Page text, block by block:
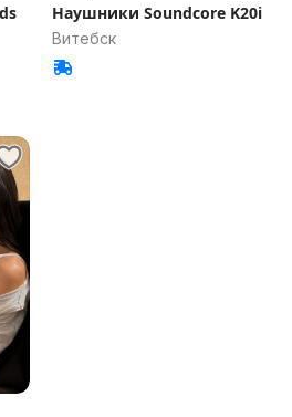
Наушники Soundcore K20i
Витебск